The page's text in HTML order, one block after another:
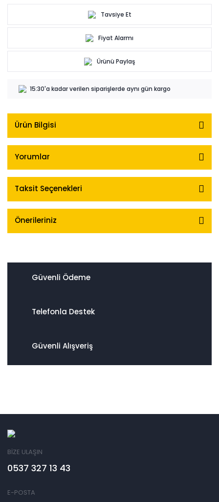
Tavsiye Et
Fiyat Alarmı
Ürünü Paylaş
15:30'a kadar verilen siparişlerde aynı gün kargo
Ürün Bilgisi
Yorumlar
Taksit Seçenekleri
Önerileriniz
Güvenli Ödeme
Telefonla Destek
Güvenli Alışveriş
BİZE ULAŞIN
0537 327 13 43
E-POSTA